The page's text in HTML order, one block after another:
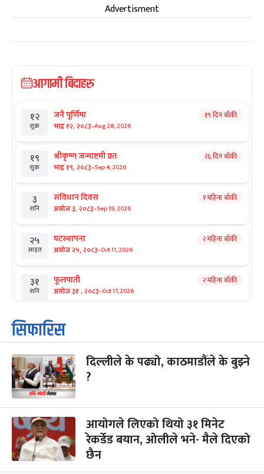
Advertisment
आगामी बिदाहरु
१२
शुक्र
जनै पूर्णिमा
भाद्र १२, २०८३-Aug 28, 2026
१९ दिन बाँकी
१९
शुक्र
श्रीकृष्ण जन्माष्टमी व्रत
भाद्र १९, २०८३-Sep 4, 2026
२६ दिन बाँकी
३
शनि
संविधान दिवस
असोज ३, २०८३-Sep 19, 2026
१ महिना बाँकी
२५
आइत
घटस्थापना
असोज २५, २०८३-Oct 11, 2026
२ महिना बाँकी
३१
शनि
फूलपाती
असोज ३१ , २०८३-Oct 17, 2026
२ महिना बाँकी
१
आइत
कार्तिक सङ्क्रान्ति
कार्तिक १, २०८३
३
मंगल
महानवमी
कार्तिक ३, २०८३
२ महिना बाँकी
४
बुध कार्तिक ४, २०८३ Oct 21, 2026
५
बिहि
पापा‌ङ्कुशा एकादशी व्रत
कार्तिक ५, २०८३-Oct 22, 2026
२ महिना बाँकी
सिफारिस
दिल्लीले के पढ्यो, काठमाडौंले के बुझ्ने
?
आयोगले लिएको थियो ३१ मिनेट
रेकर्डेड बयान, ओलीले भने- मैले दिएको
छैन